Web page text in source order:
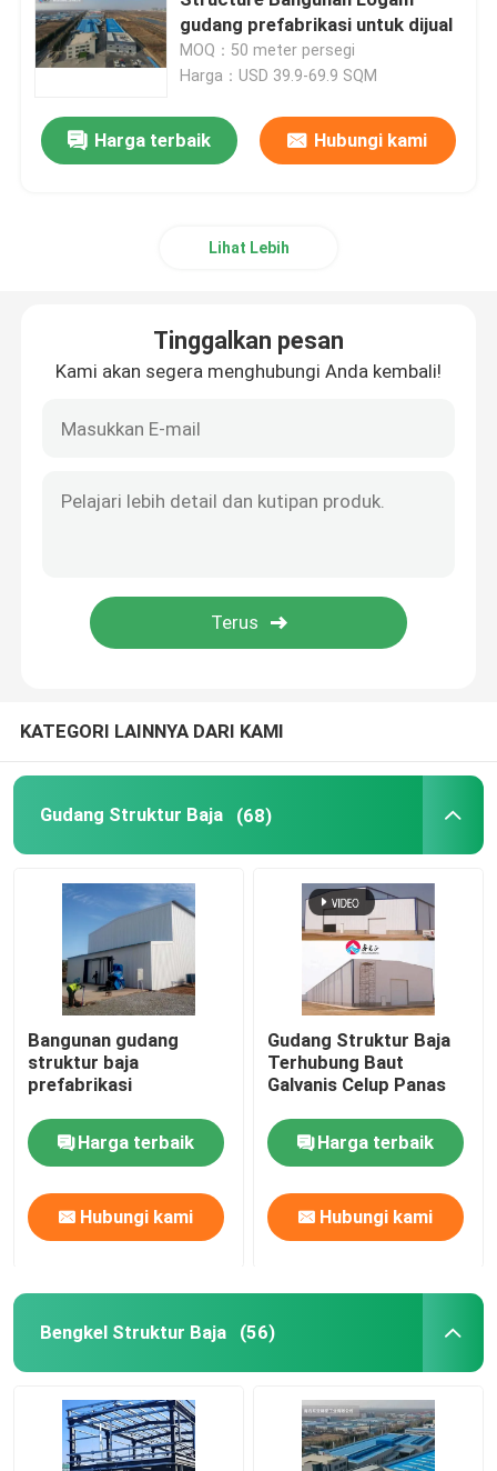
Bengkel Struktur Baja
Bangunan Struktur Baja
Bangunan Kantor Kerangka Baja
Bahan Struktural Baja
gudang prefabrikasi untuk dijual
MOQ：50 meter persegi
Harga：USD 39.9-69.9 SQM
Harga terbaik Hubungi kami
Lihat Lebih
Tinggalkan pesan
Kami akan segera menghubungi Anda kembali!
KATEGORI LAINNYA DARI KAMI
Gudang Struktur Baja (68)
Bangunan gudang
struktur baja
prefabrikasi
Harga terbaik
Hubungi kami
Gudang Struktur Baja
Terhubung Baut
Galvanis Celup Panas
Harga terbaik
Hubungi kami
Bengkel Struktur Baja (56)